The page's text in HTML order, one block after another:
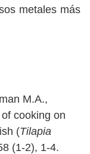
metales más
M.A.,
cooking on
(Tilapia
(1-2), 1-4.